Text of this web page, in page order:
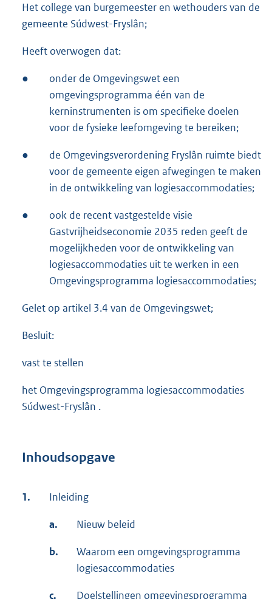
Het college van burgemeester en wethouders van de
gemeente Súdwest-Fryslân;
Heeft overwogen dat:
●
onder de Omgevingswet een
omgevingsprogramma één van de
kerninstrumenten is om specifieke doelen
voor de fysieke leefomgeving te bereiken;
●
de Omgevingsverordening Fryslân ruimte biedt
voor de gemeente eigen afwegingen te maken
in de ontwikkeling van logiesaccommodaties;
●
ook de recent vastgestelde visie
Gastvrijheidseconomie 2035 reden geeft de
mogelijkheden voor de ontwikkeling van
logiesaccommodaties uit te werken in een
Omgevingsprogramma logiesaccommodaties;
Gelet op artikel 3.4 van de Omgevingswet;
Besluit:
vast te stellen
het Omgevingsprogramma logiesaccommodaties
Súdwest-Fryslân .
Inhoudsopgave
1. Inleiding
a. Nieuw beleid
b.
Waarom een omgevingsprogramma
logiesaccommodaties
c.
Doelstellingen omgevingsprogramma